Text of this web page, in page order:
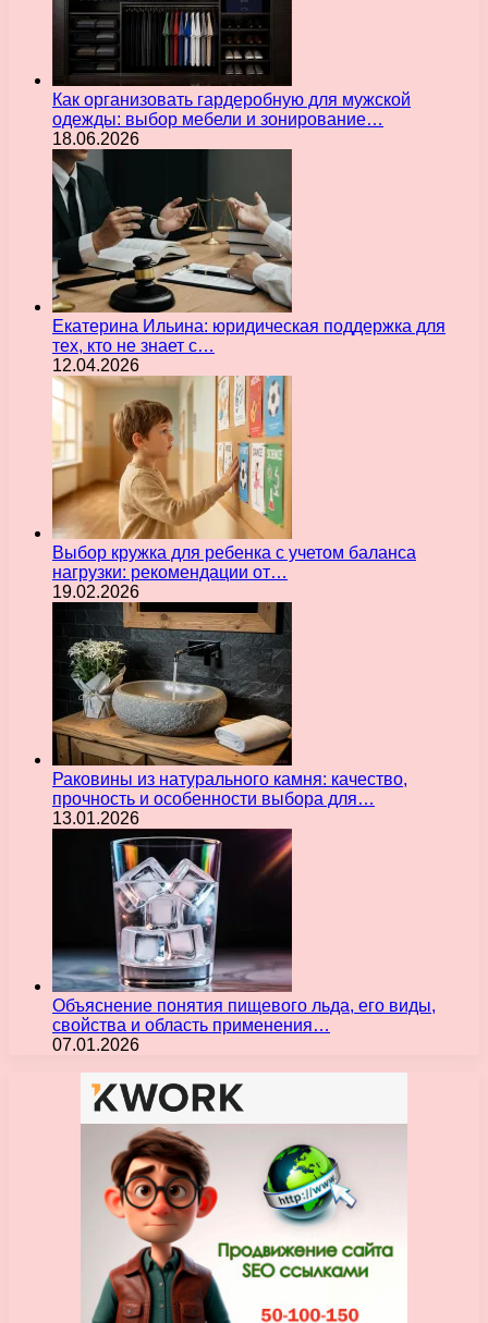
Как организовать гардеробную для мужской
одежды: выбор мебели и зонирование…
18.06.2026
Екатерина Ильина: юридическая поддержка для
тех, кто не знает с…
12.04.2026
Выбор кружка для ребенка с учетом баланса
нагрузки: рекомендации от…
19.02.2026
Раковины из натурального камня: качество,
прочность и особенности выбора для…
13.01.2026
Объяснение понятия пищевого льда, его виды,
свойства и область применения…
07.01.2026